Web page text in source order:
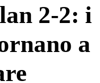
2-2: i
a